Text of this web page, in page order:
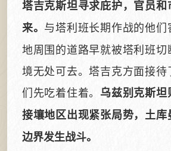
塔吉克斯坦寻求庇护，官员
来。 与塔利班长期作战的他
地周围的道路早就被塔利班切
境无处可去。塔吉克方面接
们先吃着住着。 乌兹别克斯
接壤地区出现紧张局势，土
边界发生战斗。